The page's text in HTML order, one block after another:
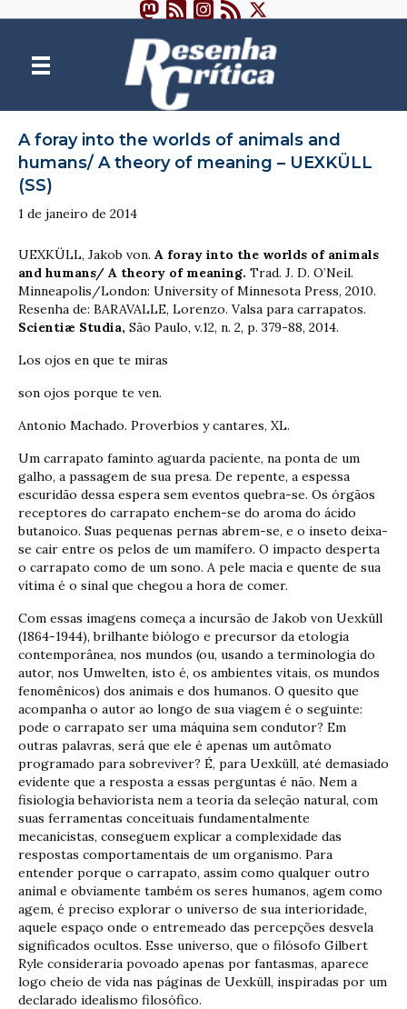
A foray into the worlds of animals and
humans/ A theory of meaning – UEXKÜLL
(SS)
1 de janeiro de 2014
UEXKÜLL, Jakob von. A foray into the worlds of animals
and humans/ A theory of meaning. Trad. J. D. O’Neil.
Minneapolis/London: University of Minnesota Press, 2010.
Resenha de: BARAVALLE, Lorenzo. Valsa para carrapatos.
Scientiæ Studia, São Paulo, v.12, n. 2, p. 379-88, 2014.
Los ojos en que te miras
son ojos porque te ven.
Antonio Machado. Proverbios y cantares, XL.
Um carrapato faminto aguarda paciente, na ponta de um
galho, a passagem de sua presa. De repente, a espessa
escuridão dessa espera sem eventos quebra-se. Os órgãos
receptores do carrapato enchem-se do aroma do ácido
butanoico. Suas pequenas pernas abrem-se, e o inseto deixa-
se cair entre os pelos de um mamífero. O impacto desperta
o carrapato como de um sono. A pele macia e quente de sua
vítima é o sinal que chegou a hora de comer.
Com essas imagens começa a incursão de Jakob von Uexküll
(1864-1944), brilhante biólogo e precursor da etologia
contemporânea, nos mundos (ou, usando a terminologia do
autor, nos Umwelten, isto é, os ambientes vitais, os mundos
fenomênicos) dos animais e dos humanos. O quesito que
acompanha o autor ao longo de sua viagem é o seguinte:
pode o carrapato ser uma máquina sem condutor? Em
outras palavras, será que ele é apenas um autômato
programado para sobreviver? É, para Uexküll, até demasiado
evidente que a resposta a essas perguntas é não. Nem a
fisiologia behaviorista nem a teoria da seleção natural, com
suas ferramentas conceituais fundamentalmente
mecanicistas, conseguem explicar a complexidade das
respostas comportamentais de um organismo. Para
entender porque o carrapato, assim como qualquer outro
animal e obviamente também os seres humanos, agem como
agem, é preciso explorar o universo de sua interioridade,
aquele espaço onde o entremeado das percepções desvela
significados ocultos. Esse universo, que o filósofo Gilbert
Ryle consideraria povoado apenas por fantasmas, aparece
logo cheio de vida nas páginas de Uexküll, inspiradas por um
declarado idealismo filosófico.